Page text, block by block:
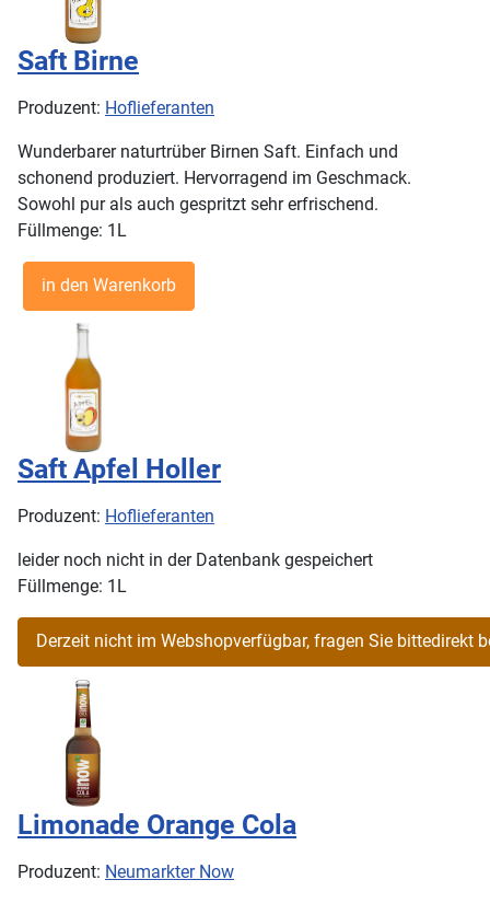
Saft Birne
Produzent: Hoflieferanten
Wunderbarer naturtrüber Birnen Saft. Einfach und
schonend produziert. Hervorragend im Geschmack.
Sowohl pur als auch gespritzt sehr erfrischend.
Füllmenge: 1L
Saft Apfel Holler
Produzent: Hoflieferanten
leider noch nicht in der Datenbank gespeichert
Füllmenge: 1L
Limonade Orange Cola
Produzent: Neumarkter Now